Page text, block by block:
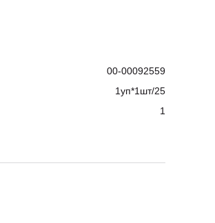
00-00092559
1уп*1шт/25
1